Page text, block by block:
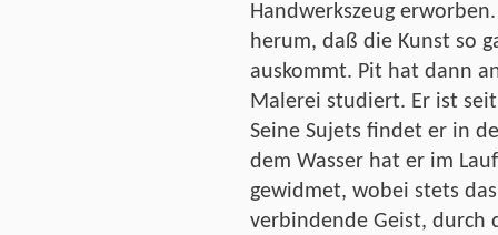
Handwerkszeug
herum, daß die Kunst so
auskommt. Pit hat dann
Malerei studiert. Er ist
Seine Sujets findet er in
dem Wasser hat er im
gewidmet, wobei stets
verbindende Geist, durch